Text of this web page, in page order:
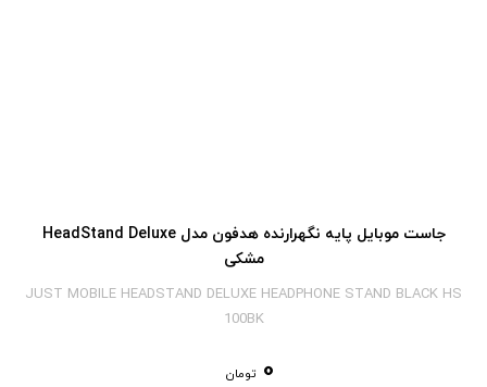
جاست موبایل پایه نگهرارنده هدفون مدل HeadStand Deluxe
مشکی
JUST MOBILE HEADSTAND DELUXE HEADPHONE STAND BLACK HS
100BK
0 تومان